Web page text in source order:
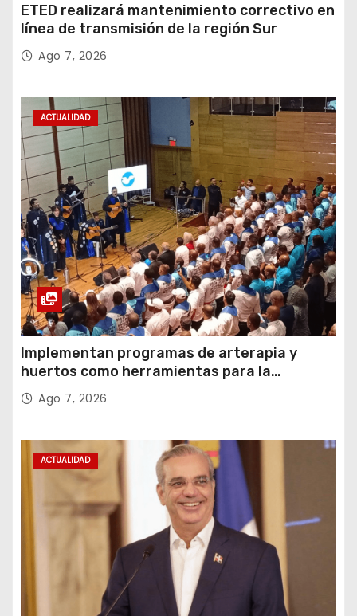
ETED realizará mantenimiento correctivo en
línea de transmisión de la región Sur
Ago 7, 2026
ACTUALIDAD
Implementan programas de arterapia y
huertos como herramientas para la
recuperación y la inclusión social
Ago 7, 2026
ACTUALIDAD